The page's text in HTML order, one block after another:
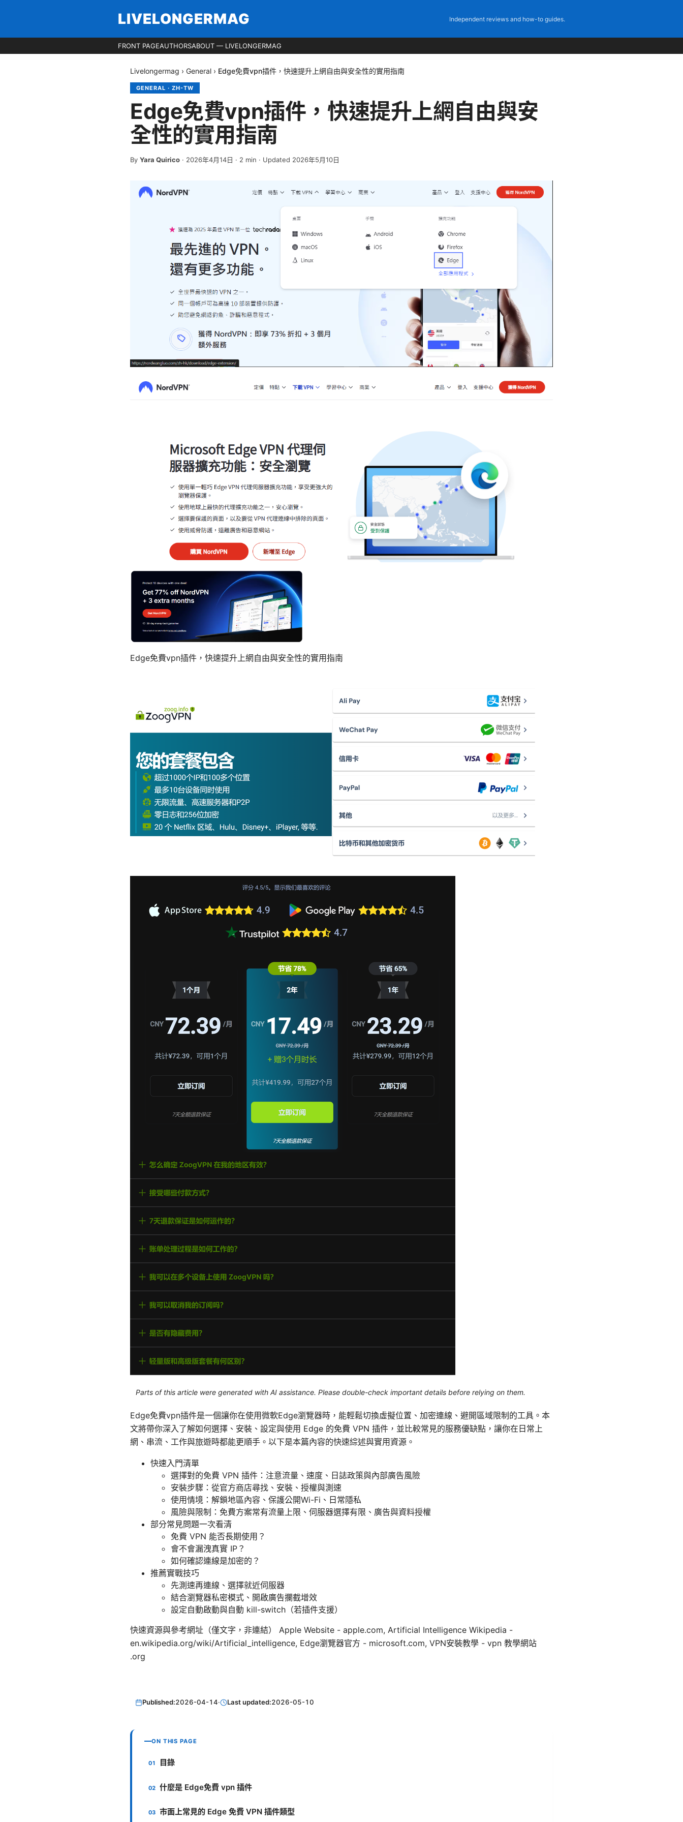
LIVELONGERMAG Independent reviews and how-to guides.
FRONT PAGEAUTHORSABOUT — LIVELONGERMAG
Livelongermag › General › Edge免費vpn插件，快速提升上網自由與安全性的實用指南
GENERAL · ZH-TW
Edge免費vpn插件，快速提升上網自由與安
全性的實用指南
By Yara Quirico · 2026年4月14日 · 2 min · Updated 2026年5月10日
Edge免費vpn插件，快速提升上網自由與安全性的實用指南
Parts of this article were generated with AI assistance. Please double-check important details before relying on them.
Edge免費vpn插件是一個讓你在使用微軟Edge瀏覽器時，能輕鬆切換虛擬位置、加密連線、避開區域限制的工具。本
文將帶你深入了解如何選擇、安裝、設定與使用 Edge 的免費 VPN 插件，並比較常見的服務優缺點，讓你在日常上
網、串流、工作與旅遊時都能更順手。以下是本篇內容的快速綜述與實用資源。
快速入門清單
選擇對的免費 VPN 插件：注意流量、速度、日誌政策與內部廣告風險
安裝步驟：從官方商店尋找、安裝、授權與測速
使用情境：解鎖地區內容、保護公開Wi-Fi、日常隱私
風險與限制：免費方案常有流量上限、伺服器選擇有限、廣告與資料授權
部分常見問題一次看清
免費 VPN 能否長期使用？
會不會漏洩真實 IP？
如何確認連線是加密的？
推薦實戰技巧
先測速再連線、選擇就近伺服器
結合瀏覽器私密模式、開啟廣告攔截增效
設定自動啟動與自動 kill-switch（若插件支援）
快速資源與參考網址（僅文字，非連結） Apple Website - apple.com, Artificial Intelligence Wikipedia -
en.wikipedia.org/wiki/Artificial_intelligence, Edge瀏覽器官方 - microsoft.com, VPN安裝教學 - vpn 教學網站
.org
Published:2026-04-14· Last updated:2026-05-10
ON THIS PAGE
目錄
什麼是 Edge免費 vpn 插件
市面上常見的 Edge 免費 VPN 插件類型